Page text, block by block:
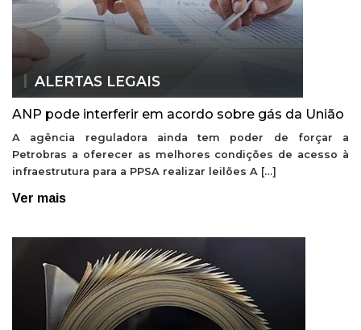
ALERTAS LEGAIS
ANP pode interferir em acordo sobre gás da União
A agência reguladora ainda tem poder de forçar a
Petrobras a oferecer as melhores condições de acesso à
infraestrutura para a PPSA realizar leilões A […]
Ver mais